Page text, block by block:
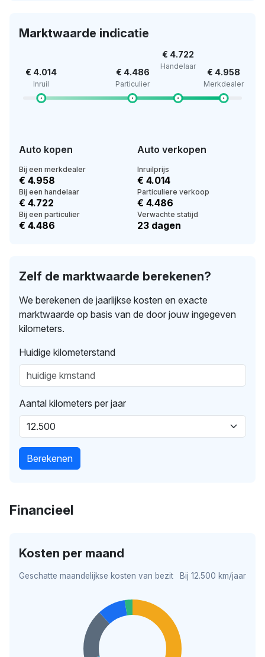
Marktwaarde indicatie
€ 4.014
Inruil
€ 4.486
Particulier
€ 4.722
Handelaar
€ 4.958
Merkdealer
Auto kopen
Bij een merkdealer
€ 4.958
Bij een handelaar
€ 4.722
Bij een particulier
€ 4.486
Auto verkopen
Inruilprijs
€ 4.014
Particuliere verkoop
€ 4.486
Verwachte statijd
23 dagen
Zelf de marktwaarde berekenen?
We berekenen de jaarlijkse kosten en exacte
marktwaarde op basis van de door jouw ingegeven
kilometers.
Huidige kilometerstand
Aantal kilometers per jaar
Berekenen
Financieel
Kosten per maand
Geschatte maandelijkse kosten van bezit Bij 12.500 km/jaar